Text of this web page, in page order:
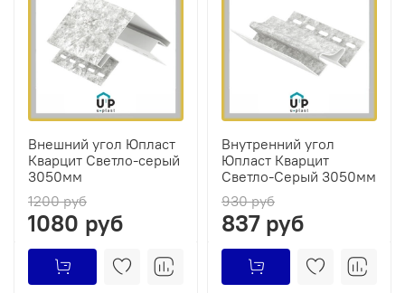
Внешний угол Юпласт
Кварцит Светло-серый
3050мм
1200 руб
1080 руб
Внутренний угол
Юпласт Кварцит
Светло-Серый 3050мм
930 руб
837 руб